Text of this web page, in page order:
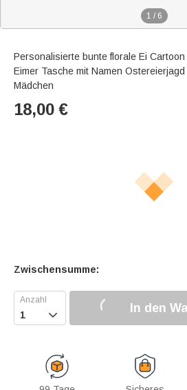
1 / 6
Personalisierte bunte florale Ei
Eimer Tasche mit Namen
Mädchen
18,00 €
Zwischensumme:
 In den